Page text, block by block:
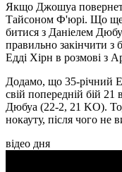
Якщо Джошуа
Тайсоном Ф'юрі. Що ще
битися з Даніелем
правильно закінчити
Едді Хірн в розмові з
Додамо, що 35-річний
свій попередній бій 21
Дюбуа (22-2, 21 KO).
нокауту, після чого не
відео дня